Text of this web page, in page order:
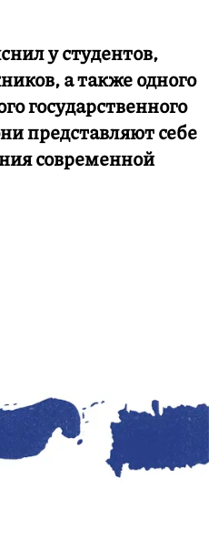
у студентов,
а также одного
государственного
представляют себе
современной